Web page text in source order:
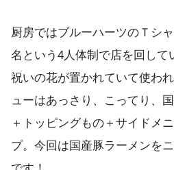
厨房ではブルーハーツのＴシ
名という4人体制で店を回して
祝いの花が置かれていて使わ
ューはあっさり、こってり、
＋トッピングもの＋サイドメ
プ。今回は国産豚ラーメンを